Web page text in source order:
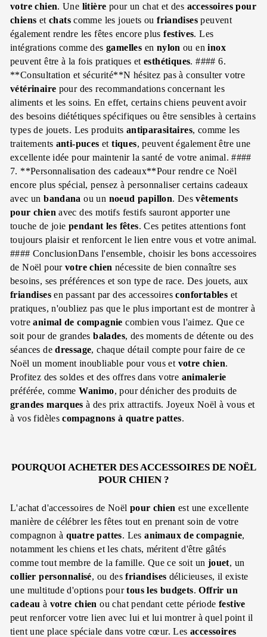
votre chien. Une litière pour un chat et des accessoires pour
chiens et chatscomme les jouets oufriandises peuvent
également rendre les fêtes encore plusfestives. Les
intégrations comme des gamelles en nylon ou eninox
peuvent être à la fois pratiques etesthétiques. #### 6.
**Consultation et sécurité**N hésitez pas à consulter votre
vétérinaire pour des recommandations concernant les
aliments et les soins. En effet, certains chiens peuvent avoir
des besoins diététiques spécifiques ou être sensibles à certains
types de jouets. Les produits antiparasitaires, comme les
traitements anti-puces ettiques, peuvent également être une
excellente idée pour maintenir la santé de votre animal. ####
7. **Personnalisation des cadeaux**Pour rendre ce Noël
encore plus spécial, pensez à personnaliser certains cadeaux
avec unbandana ou un noeud papillon. Desvêtements
pour chien avec des motifs festifs sauront apporter une
touche de joie pendant les fêtes. Ces petites attentions font
toujours plaisir et renforcent le lien entre vous et votre animal.
#### ConclusionDans l'ensemble, choisir les bons accessoires
de Noël pourvotre chien nécessite de bien connaître ses
besoins, ses préférences et son type de race. Des jouets, aux
friandisesen passant par des accessoiresconfortables et
pratiques, n'oubliez pas que le plus important est de montrer à
votreanimal de compagnie combien vous l'aimez. Que ce
soit pour de grandesbalades, des moments de détente ou des
séances dedressage, chaque détail compte pour faire de ce
Noël un moment inoubliable pour vous et votre chien.
Profitez des soldes et des offres dans votre animalerie
préférée, commeWanimo, pour dénicher des produits de
grandes marques à des prix attractifs. Joyeux Noël à vous et
à vos fidèlescompagnons à quatre pattes.
POURQUOI ACHETER DES ACCESSOIRES DE NOËL
POUR CHIEN ?
L'achat d'accessoires de Noël pour chien est une excellente
manière de célébrer les fêtes tout en prenant soin de votre
compagnon à quatre pattes. Lesanimaux de compagnie,
notamment les chiens et les chats, méritent d'être gâtés
comme tout membre de la famille. Que ce soit un jouet, un
collier personnalisé, ou desfriandises délicieuses, il existe
une multitude d'options pourtous les budgets.Offrir un
cadeau à votre chien ou chat pendant cette période festive
peut renforcer votre lien avec lui et lui montrer à quel point il
tient une place spéciale dans votre cœur. Les accessoires